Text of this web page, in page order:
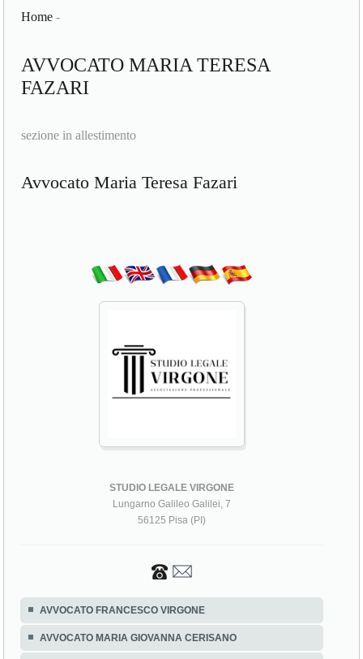
Home -
AVVOCATO MARIA TERESA
FAZARI
sezione in allestimento
Avvocato Maria Teresa Fazari
STUDIO LEGALE VIRGONE
Lungarno Galileo Galilei, 7
56125 Pisa (PI)
AVVOCATO FRANCESCO VIRGONE
AVVOCATO MARIA GIOVANNA CERISANO